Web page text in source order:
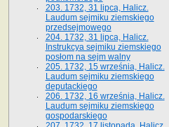
203. 1732, 31 lipca, Halicz.
Laudum sejmiku ziemskiego
przedsejmowego
204. 1732, 31 lipca, Halicz.
Instrukcya sejmiku ziemskiego
posłom na sejm walny
205. 1732, 15 września, Halicz.
Laudum sejmiku ziemskiego
deputackiego
206. 1732, 16 września, Halicz.
Laudum sejmiku ziemskiego
gospodarskiego